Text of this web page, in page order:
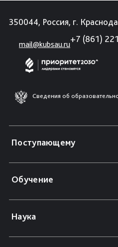
350044, Россия, г.
mail@kubsau.ru
+7 (861)
Сведения об
Поступающему
Обучение
Наука